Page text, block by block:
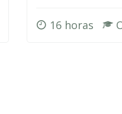
16 horas